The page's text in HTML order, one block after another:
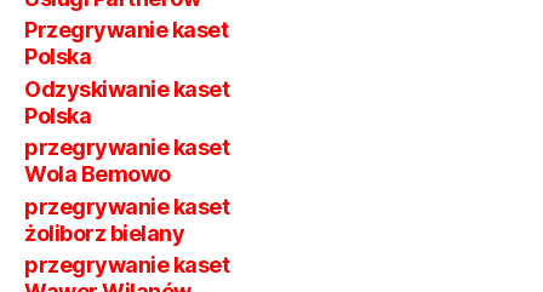
Przegrywanie kaset
Polska
Odzyskiwanie kaset
Polska
przegrywanie kaset
Wola Bemowo
przegrywanie kaset
żoliborz bielany
przegrywanie kaset